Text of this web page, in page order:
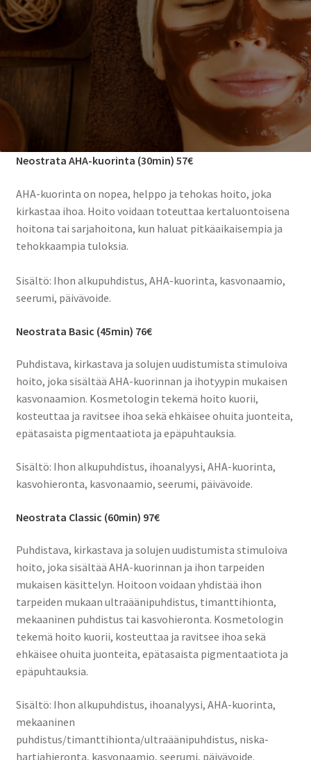
Neostrata AHA-kuorinta (30min) 57€
AHA-kuorinta on nopea, helppo ja tehokas hoito, joka
kirkastaa ihoa. Hoito voidaan toteuttaa kertaluontoisena
hoitona tai sarjahoitona, kun haluat pitkäaikaisempia ja
tehokkaampia tuloksia.
Sisältö: Ihon alkupuhdistus, AHA-kuorinta, kasvonaamio,
seerumi, päivävoide.
Neostrata Basic (45min) 76€
Puhdistava, kirkastava ja solujen uudistumista stimuloiva
hoito, joka sisältää AHA-kuorinnan ja ihotyypin mukaisen
kasvonaamion. Kosmetologin tekemä hoito kuorii,
kosteuttaa ja ravitsee ihoa sekä ehkäisee ohuita juonteita,
epätasaista pigmentaatiota ja epäpuhtauksia.
Sisältö: Ihon alkupuhdistus, ihoanalyysi, AHA-kuorinta,
kasvohieronta, kasvonaamio, seerumi, päivävoide.
Neostrata Classic (60min) 97€
Puhdistava, kirkastava ja solujen uudistumista stimuloiva
hoito, joka sisältää AHA-kuorinnan ja ihon tarpeiden
mukaisen käsittelyn. Hoitoon voidaan yhdistää ihon
tarpeiden mukaan ultraäänipuhdistus, timanttihionta,
mekaaninen puhdistus tai kasvohieronta. Kosmetologin
tekemä hoito kuorii, kosteuttaa ja ravitsee ihoa sekä
ehkäisee ohuita juonteita, epätasaista pigmentaatiota ja
epäpuhtauksia.
Sisältö: Ihon alkupuhdistus, ihoanalyysi, AHA-kuorinta,
mekaaninen
puhdistus/timanttihionta/ultraäänipuhdistus, niska-
hartiahieronta, kasvonaamio, seerumi, päivävoide.